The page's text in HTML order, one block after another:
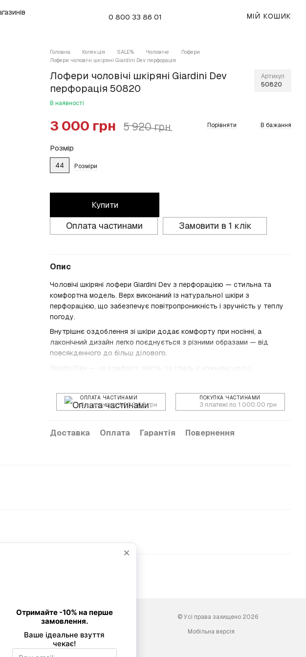
0 800 33 86 01 МІЙ КОШИК
Головна Колекція SALE% Чоловіче
Лофери
Лофери чоловічі шкіряні Giardini Dev перфорація
Лофери чоловічі шкіряні Giardini Dev
перфорація 50820
Артикул
50820
В наявності
3 000 грн 5 920 грн Порівняти В бажання
Розмір
44 Розміри
Купити
Оплата частинами Замовити в 1 клік
Опис
Чоловічі шкіряні лофери Giardini Dev з перфорацією — стильна та
комфортна модель. Верх виконаний із натуральної шкіри з
перфорацією, що забезпечує повітропроникність і зручність у теплу
погоду.
Внутрішнє оздоблення зі шкіри додає комфорту при носінні, а
лаконічний дизайн легко поєднується з різними образами — від
повсякденного до більш ділового.
Giardini Dev — це комфорт, якість та стиль у кожному кроці.
ОПЛАТА ЧАСТИНАМИ
3 платежі по 1 000.00 грн
ПОКУПКА ЧАСТИНАМИ
3 платежі по 1 000.00 грн
Доставка Оплата Гарантія Повернення
Viber
Telegram
© Усі права захищено 2026
Мобільна версія